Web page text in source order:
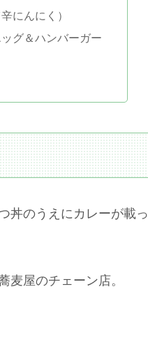
にんにく）
グ＆ハンバーガー
丼のうえにカレーが載っ
屋のチェーン店。